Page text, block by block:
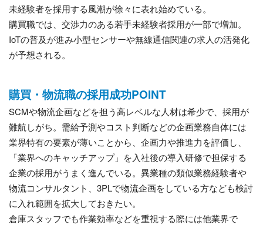
未経験者を採用する風潮が徐々に表れ始めている。
購買職では、交渉力のある若手未経験者採用が一部で増加。
IoTの普及が進み小型センサーや無線通信関連の求人の活発化
が予想される。
購買・物流職の採用成功POINT
SCMや物流企画などを担う高レベルな人材は希少で、採用が
難航しがち。需給予測やコスト判断などの企画業務自体には
業界特有の要素が薄いことから、企画力や推進力を評価し、
「業界へのキャッチアップ」を入社後の導入研修で担保する
企業の採用がうまく進んでいる。異業種の類似業務経験者や
物流コンサルタント、3PLで物流企画をしている方なども検討
に入れ範囲を拡大しておきたい。
倉庫スタッフでも作業効率などを重視する際には他業界で